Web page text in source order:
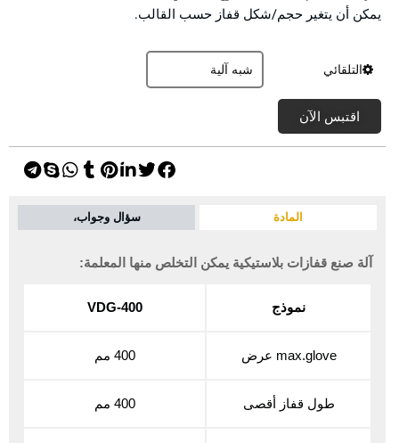
يمكن أن يتغير حجم/شكل قفاز حسب القالب.
التلقائي
اقتبس الآن
المادة سؤال وجواب،
آلة صنع قفازات بلاستيكية يمكن التخلص منها المعلمة:
نموذج VDG-400
max.glove عرض 400 مم
طول قفاز أقصى 400 مم